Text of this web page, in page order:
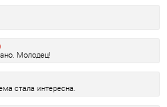
Молодец!
стала интересна.